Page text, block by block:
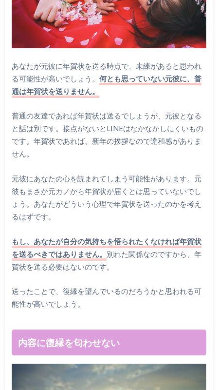
あなたが元彼に年賀状を送る時点で、未練があると思われ
る可能性が高いでしょう。 何とも思っていない元彼に、普
通は年賀状を送りません。
普通の友達であれば年賀状は送るでしょうが、元彼となる
と話は別です。接点がないとLINEはなかなかしにくいもの
です。年賀状であれば、新年の挨拶なので違和感がありま
せん。
元彼にあなたの心を読まれてしまう可能性があります。元
彼もまさか元カノから年賀状が届くとは思っていないでし
ょう。あなたがどういう心理で年賀状を送ったのかを考え
るはずです。
もし、あなたが自分の気持ちを悟られたくなければ年賀状
を送るべきではありません。 別れた関係なのですから、年
賀状を送る必要はないのです。
送ったことで、復縁を望んでいるのだろうかと思われる可
能性が高いでしょう。
内容に復縁を匂わせない